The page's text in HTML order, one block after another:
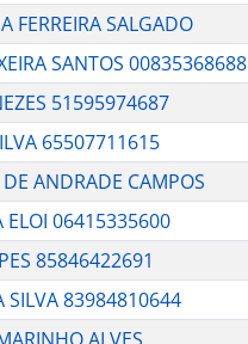
FERREIRA SALGADO
SANTOS 00835368688
51595974687
65507711615
ANDRADE CAMPOS
ELOI 06415335600
85846422691
SILVA 83984810644